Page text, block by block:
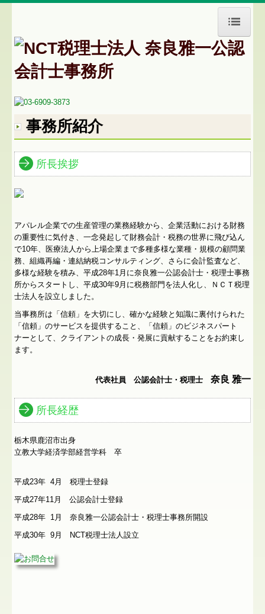
HOME
事務所紹介
交通案内
業務案内
お問合せ
事務所紹介
所長挨拶
アパレル企業での生産管理の業務経験から、企業活動における財務
の重要性に気付き、一念発起して財務会計・税務の世界に飛び込ん
で10年、医療法人から上場企業まで多種多様な業種・規模の顧問業
務、組織再編・連結納税コンサルティング、さらに会計監査など、
多様な経験を積み、平成28年1月に奈良雅一公認会計士・税理士事務
所からスタートし、平成30年9月に税務部門を法人化し、ＮＣＴ税理
士法人を設立しました。
当事務所は「信頼」を大切にし、確かな経験と知識に裏付けられた
「信頼」のサービスを提供すること、「信頼」のビジネスパート
ナーとして、クライアントの成長・発展に貢献することをお約束し
ます。
代表社員 公認会計士・税理士 奈良 雅一
所長経歴
栃木県鹿沼市出身
立教大学経済学部経営学科 卒
平成23年 4月 税理士登録
平成27年11月 公認会計士登録
平成28年 1月 奈良雅一公認会計士・税理士事務所開設
平成30年 9月 NCT税理士法人設立